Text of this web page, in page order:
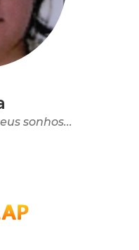
sonhos...